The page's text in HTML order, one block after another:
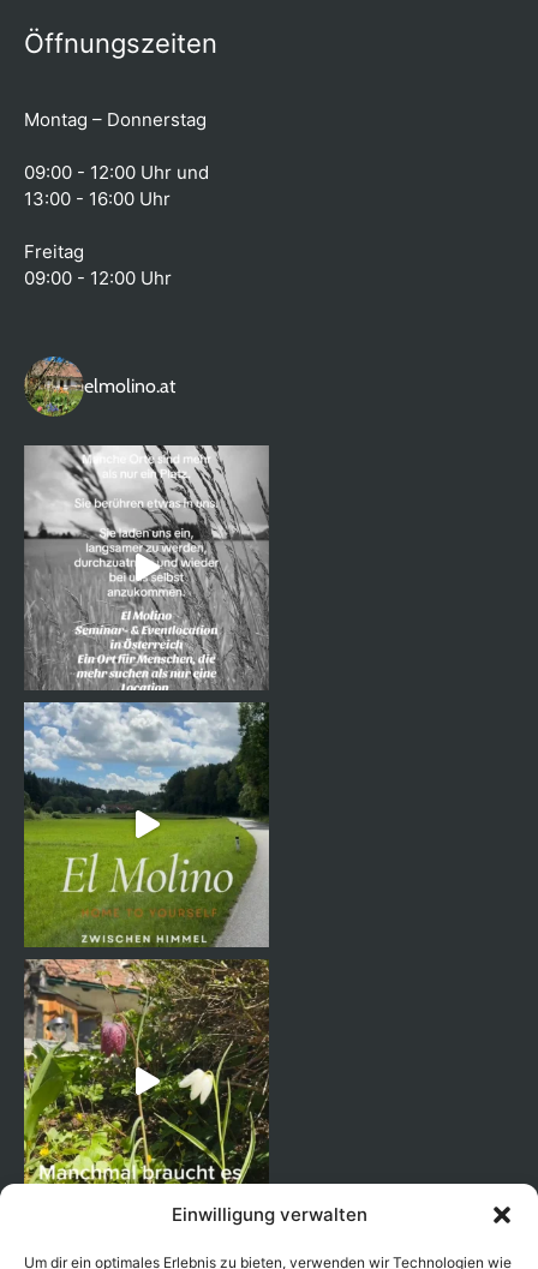
Einwilligung verwalten
Um dir ein optimales Erlebnis zu bieten, verwenden wir Technologien wie
Öffnungszeiten
Montag – Donnerstag
09:00 - 12:00 Uhr und
13:00 - 16:00 Uhr
Freitag
09:00 - 12:00 Uhr
elmolino.at